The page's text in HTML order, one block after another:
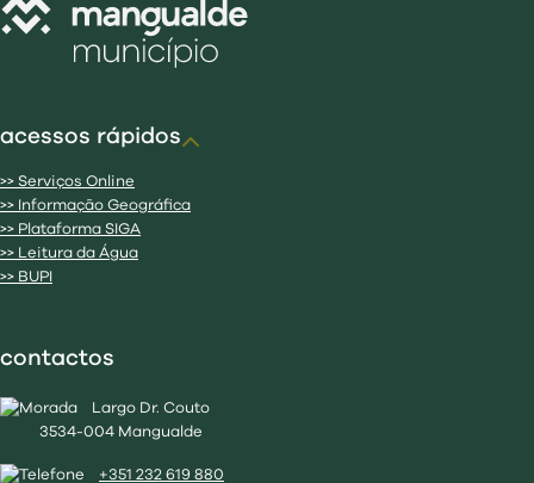
acessos rápidos
>> Serviços Online
>> Informação Geográfica
>> Plataforma SIGA
>> Leitura da Água
>> BUPI
contactos
Largo Dr. Couto
3534-004 Mangualde
+351 232 619 880